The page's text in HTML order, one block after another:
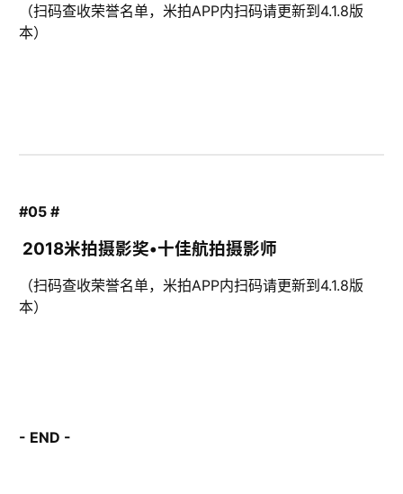
（扫码查收荣誉名单，米拍APP内扫码请更新到4.1.8版
本）
#05 #
2018米拍摄影奖•十佳航拍摄影师
（扫码查收荣誉名单，米拍APP内扫码请更新到4.1.8版
本）
- END -